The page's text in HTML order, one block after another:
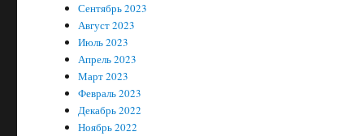
Сентябрь 2023
Август 2023
Июль 2023
Апрель 2023
Март 2023
Февраль 2023
Декабрь 2022
Ноябрь 2022